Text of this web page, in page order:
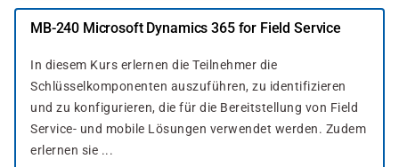
MB-240 Microsoft Dynamics 365 for Field Service
In diesem Kurs erlernen die Teilnehmer die
Schlüsselkomponenten auszuführen, zu identifizieren
und zu konfigurieren, die für die Bereitstellung von Field
Service- und mobile Lösungen verwendet werden. Zudem
erlernen sie ...